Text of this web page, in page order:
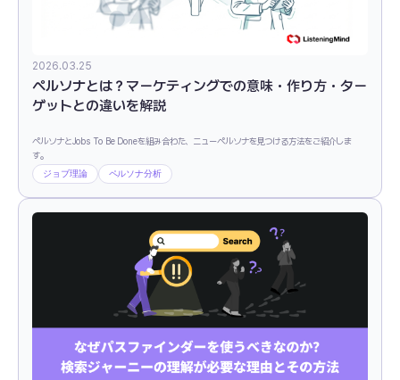
2026.03.25
ペルソナとは？マーケティングでの意味・作り方・ター
ゲットとの違いを解説
ペルソナとJobs To Be Doneを組み合わた、ニューペルソナを見つける方法をご紹介しま
す。
ジョブ理論 ペルソナ分析